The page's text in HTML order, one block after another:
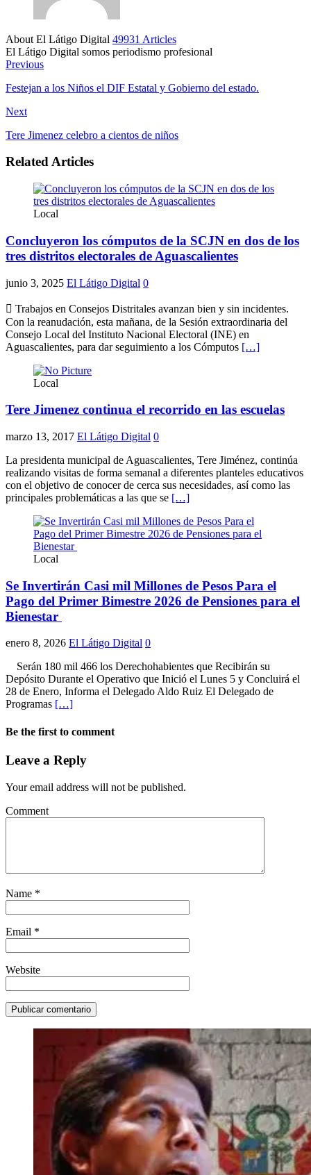
About El Látigo Digital 49931 Articles
El Látigo Digital somos periodismo profesional
Website
Facebook
Previous
Festejan a los Niños el DIF Estatal y Gobierno del estado.
Next
Tere Jimenez celebro a cientos de niños
Related Articles
Local
Concluyeron los cómputos de la SCJN en dos de los
tres distritos electorales de Aguascalientes
junio 3, 2025 El Látigo Digital 0
 Trabajos en Consejos Distritales avanzan bien y sin incidentes.
Con la reanudación, esta mañana, de la Sesión extraordinaria del
Consejo Local del Instituto Nacional Electoral (INE) en
Aguascalientes, para dar seguimiento a los Cómputos […]
Local
Tere Jimenez continua el recorrido en las escuelas
marzo 13, 2017 El Látigo Digital 0
La presidenta municipal de Aguascalientes, Tere Jiménez, continúa
realizando visitas de forma semanal a diferentes planteles educativos
con el objetivo de conocer de cerca sus necesidades, así como las
principales problemáticas a las que se […]
Local
Se Invertirán Casi mil Millones de Pesos Para el
Pago del Primer Bimestre 2026 de Pensiones para el
Bienestar
enero 8, 2026 El Látigo Digital 0
Serán 180 mil 466 los Derechohabientes que Recibirán su
Depósito Durante el Operativo que Inició el Lunes 5 y Concluirá el
28 de Enero, Informa el Delegado Aldo Ruiz El Delegado de
Programas […]
Be the first to comment
Leave a Reply
Your email address will not be published.
Comment
Name *
Email *
Website